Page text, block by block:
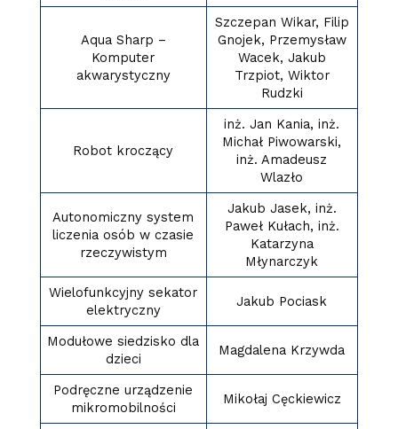
Aqua Sharp –
Komputer
akwarystyczny
Szczepan Wikar, Filip
Gnojek, Przemysław
Wacek, Jakub
Trzpiot, Wiktor
Rudzki
Robot kroczący
inż. Jan Kania, inż.
Michał Piwowarski,
inż. Amadeusz
Wlazło
Autonomiczny system
liczenia osób w czasie
rzeczywistym
Jakub Jasek, inż.
Paweł Kułach, inż.
Katarzyna
Młynarczyk
Wielofunkcyjny sekator
elektryczny
Jakub Pociask
Modułowe siedzisko dla
dzieci
Magdalena Krzywda
Podręczne urządzenie
mikromobilności
Mikołaj Cęckiewicz